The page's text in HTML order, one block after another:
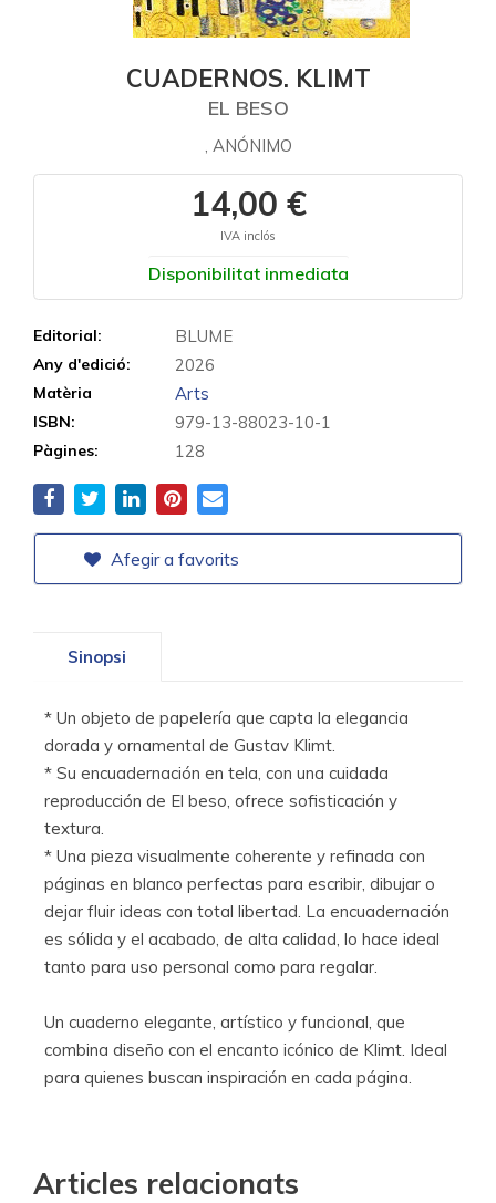
CUADERNOS. KLIMT
EL BESO
, ANÓNIMO
14,00 €
IVA inclós
Disponibilitat inmediata
Editorial: BLUME
Any d'edició: 2026
Matèria Arts
ISBN: 979-13-88023-10-1
Pàgines: 128
Afegir a favorits
Sinopsi
* Un objeto de papelería que capta la elegancia
dorada y ornamental de Gustav Klimt.
* Su encuadernación en tela, con una cuidada
reproducción de El beso, ofrece sofisticación y
textura.
* Una pieza visualmente coherente y refinada con
páginas en blanco perfectas para escribir, dibujar o
dejar fluir ideas con total libertad. La encuadernación
es sólida y el acabado, de alta calidad, lo hace ideal
tanto para uso personal como para regalar.
Un cuaderno elegante, artístico y funcional, que
combina diseño con el encanto icónico de Klimt. Ideal
para quienes buscan inspiración en cada página.
Articles relacionats